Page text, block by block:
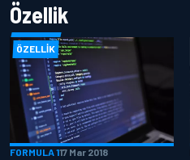
Özellik
ÖZELLIK
FORMULA 117 Mar 2018